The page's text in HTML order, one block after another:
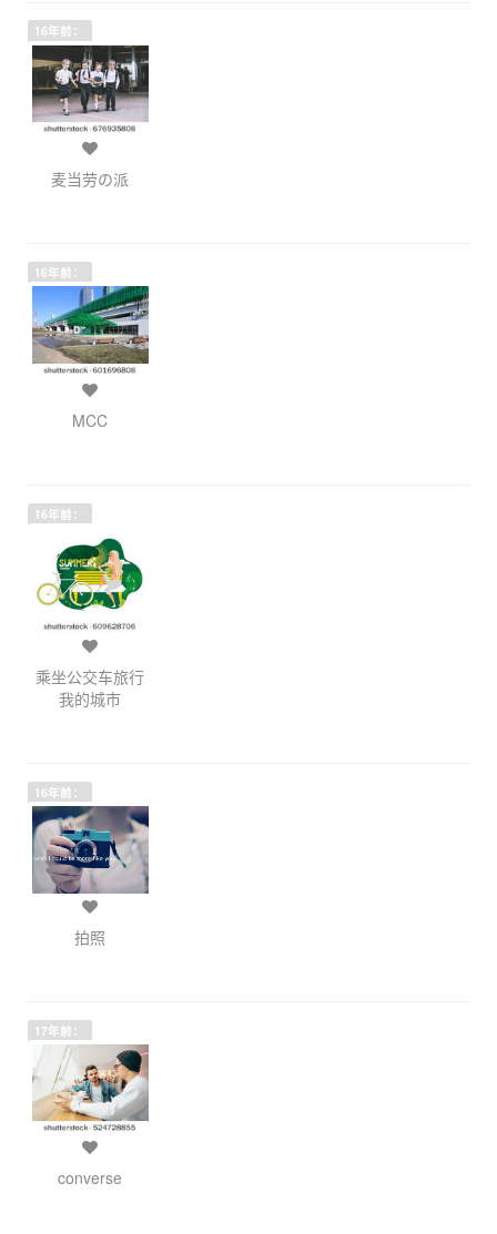
16年前：
麦当劳の派
16年前：
MCC
16年前：
乘坐公交车旅行
我的城市
16年前：
拍照
17年前：
converse